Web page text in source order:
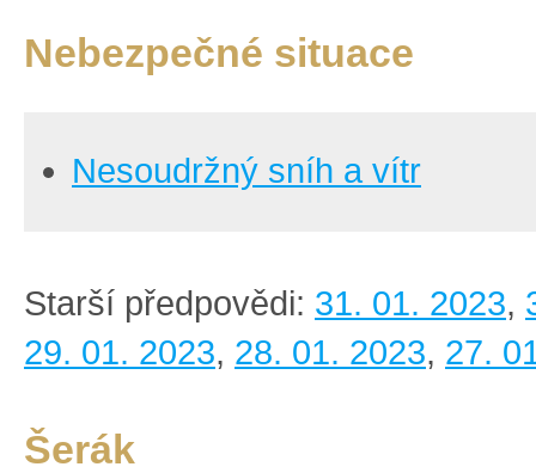
Nebezpečné situace
Nesoudržný sníh a vítr
Starší předpovědi: 31. 01. 2023,
29. 01. 2023, 28. 01. 2023, 27.
Šerák